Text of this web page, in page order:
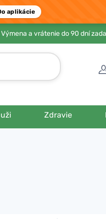
aplikácie
| Výmena a vrátenie do 90 dní
Zdravie